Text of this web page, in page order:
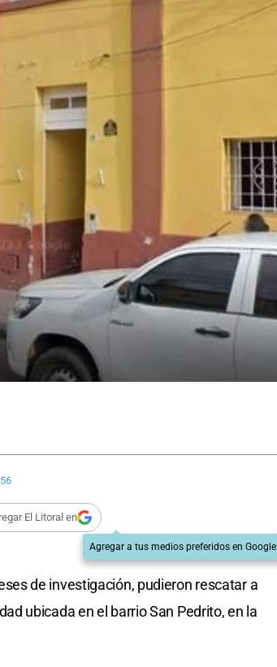
El Litoral en
Agregar a tus medios preferidos en Google
de investigación, pudieron rescatar a
ubicada en el barrio San Pedrito, en la